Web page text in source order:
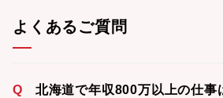
よくあるご質問
Q 北海道で年収800万以上の仕事